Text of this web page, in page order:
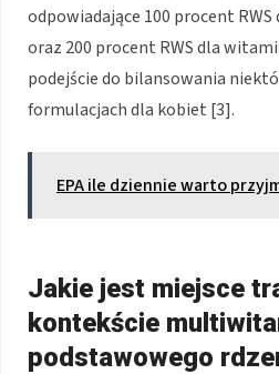
odpowiadające 100 procent
oraz 200 procent RWS dla
podejście do bilansowania
formulacjach dla kobiet [3].
EPA ile dziennie warto
Jakie jest miejsce
kontekście
podstawowego